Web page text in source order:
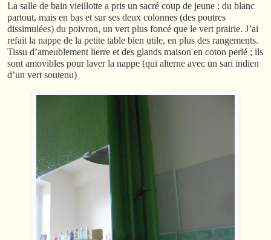
La salle de bain vieillotte a pris un sacré coup de jeune : du blanc
partout, mais en bas et sur ses deux colonnes (des poutres
dissimulées) du poivron, un vert plus foncé que le vert prairie. J’ai
refait la nappe de la petite table bien utile, en plus des rangements.
Tissu d’ameublement lierre et des glands maison en coton perlé ; ils
sont amovibles pour laver la nappe (qui alterne avec un sari indien
d’un vert soutenu)